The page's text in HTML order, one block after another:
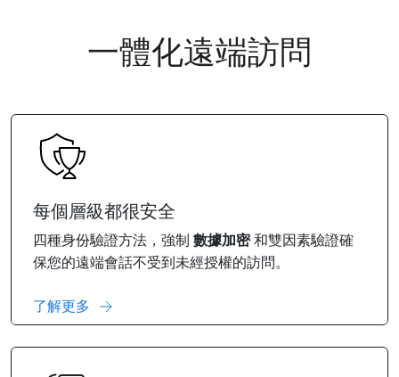
一體化遠端訪問
每個層級都很安全
四種身份驗證方法，強制 數據加密和雙因素驗證確
保您的遠端會話不受到未經授權的訪問。
了解更多